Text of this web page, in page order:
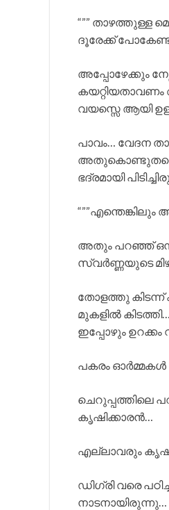
“”” താഴത്തുള്ള
ദൂരേക്ക്
അപ്പോഴേക്കും
കയറ്റിയതാവണം
വയസ്സെ ആയി
പാവം… വേദന
അതുകൊണ്ടുതന്നെ
ഭദ്രമായി
“””എന്തെങ്കിലും
അതും പറഞ്ഞ്
സ്വർണ്ണയുടെ
തോളത്തു
മുകളിൽ
ഇപ്പോഴും ഉറക്കം
പകരം ഓർമ്മകൾ
ചെറുപ്പത്തിലെ
കൃഷിക്കാരൻ…
എല്ലാവരും കൃഷി
ഡിഗ്രി വരെ